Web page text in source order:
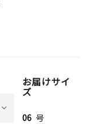
お届けサイ
ズ
06 号